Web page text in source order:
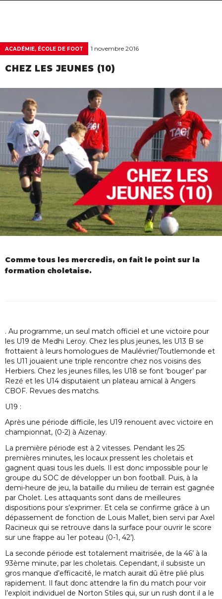
ACADÉMIE, ÉCOLE DE FOOT 1 novembre 2016
CHEZ LES JEUNES (10)
Comme tous les mercredis, on fait le point sur la
formation choletaise.
. Au programme, un seul match officiel et une victoire pour
les U19 de Medhi Leroy. Chez les plus jeunes, les U13 B se
frottaient à leurs homologues de Maulévrier/Toutlemonde et
les U11 jouaient une triple rencontre chez nos voisins des
Herbiers. Chez les jeunes filles, les U18 se font ‘bouger’ par
Rezé et les U14 disputaient un plateau amical à Angers
CBOF. Revues des matchs.
U19 :
Après une période difficile, les U19 renouent avec victoire en
championnat, (0-2) à Aizenay.
La première période est à 2 vitesses. Pendant les 25
premières minutes, les locaux pressent les choletais et
gagnent quasi tous les duels. Il est donc impossible pour le
groupe du SOC de développer un bon football. Puis, à la
demi-heure de jeu, la bataille du milieu de terrain est gagnée
par Cholet. Les attaquants sont dans de meilleures
dispositions pour s’exprimer. Et cela se confirme grâce à un
dépassement de fonction de Louis Mallet, bien servi par Axel
Racineux qui se retrouve dans la surface pour ouvrir le score
sur une frappe au 1er poteau (0-1, 42’).
La seconde période est totalement maitrisée, de la 46’ à la
93ème minute, par les choletais. Cependant, il subsiste un
gros manque d’efficacité, le match aurait dû être plié plus
rapidement. Il faut donc attendre la fin du match pour voir
l’exploit individuel de Norton Stiles qui, sur un rush dont il a le